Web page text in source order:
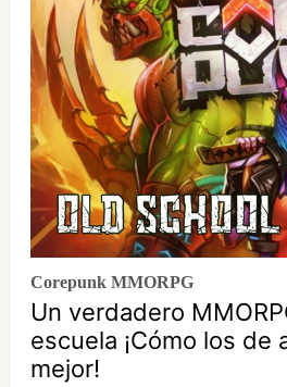
Corepunk MMORPG
Un verdadero
escuela ¡Cómo los de
mejor!